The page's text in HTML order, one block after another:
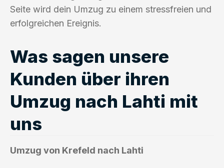
Seite wird dein Umzug zu einem stressfreien und
erfolgreichen Ereignis.
Was sagen unsere
Kunden über ihren
Umzug nach Lahti mit
uns
Umzug von Krefeld nach Lahti